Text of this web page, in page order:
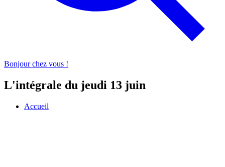
Bonjour chez vous !
L'intégrale du jeudi 13 juin
Accueil